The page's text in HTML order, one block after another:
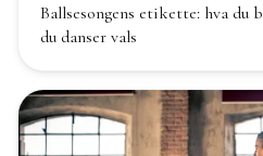
Ballsesongens etikette: hva du
du danser vals